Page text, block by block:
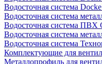
Водосточная система
Водосточная система
Водосточная система ПВХ
Водосточная система
Водосточная система
Комплектующие для
Металлопрофиль для